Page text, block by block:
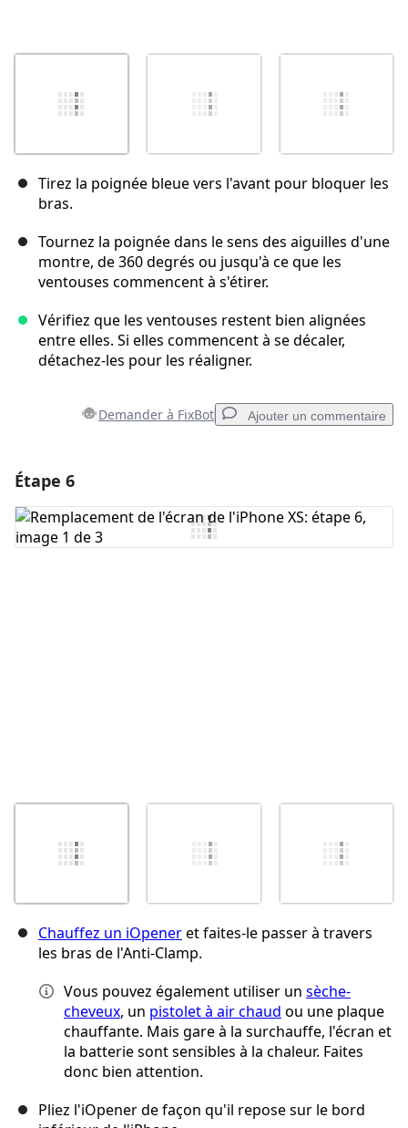
Tirez la poignée bleue vers l'avant pour bloquer les
bras.
Tournez la poignée dans le sens des aiguilles d'une
montre, de 360 degrés ou jusqu'à ce que les
ventouses commencent à s'étirer.
Vérifiez que les ventouses restent bien alignées
entre elles. Si elles commencent à se décaler,
détachez-les pour les réaligner.
Demander à FixBot Ajouter un commentaire
Ajouter un commentaire
Étape 6
Chauffez un iOpeneret faites-le passer à travers
les bras de l'Anti-Clamp.
Vous pouvez également utiliser un sèche-
cheveux, un pistolet à air chaud ou une plaque
chauffante. Mais gare à la surchauffe, l'écran et
la batterie sont sensibles à la chaleur. Faites
donc bien attention.
Pliez l'iOpener de façon qu'il repose sur le bord